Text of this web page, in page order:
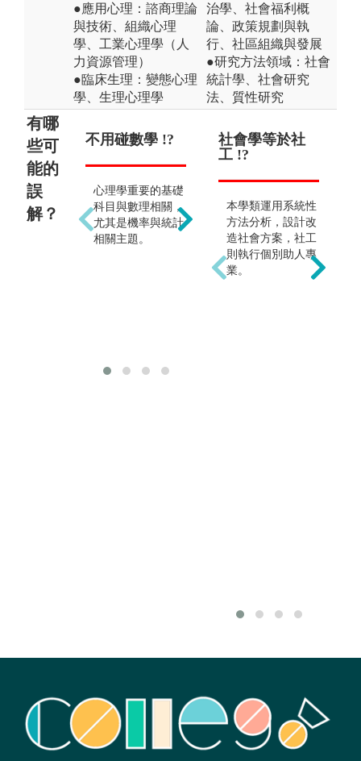
●應用心理：諮商理論
與技術、組織心理
學、工業心理學（人
力資源管理）
●臨床生理：變態心理
學、生理心理學
治學、社會福利概
論、政策規劃與執
行、社區組織與發展
●研究方法領域：社會
統計學、社會研究
法、質性研究
有哪
些可
能的
誤
解？
不用碰數學 !?
心理學重要的基礎
科目與數理相關，
尤其是機率與統計
相關主題。
念了心理學就
可以讀心 !?
心理學是一門社會
科學，採用科學方
法研究問題，可以
瞭解人類行為的傾
向，但並非猜測他
社會學等於社
工 !?
本學類運用系統性
方法分析，設計改
造社會方案，社工
則執行個別助人專
業。